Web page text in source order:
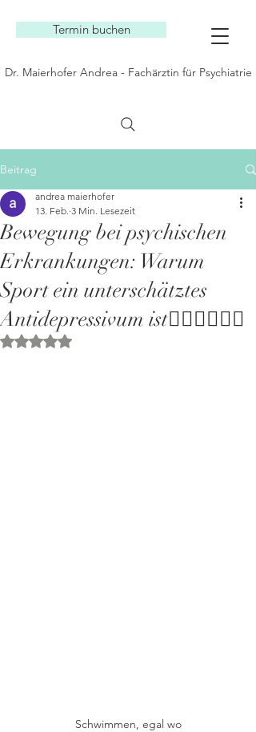
Dr. Maierhofer Andrea - Fachärztin für Psychiatrie
Termin buchen
Beitrag
Bewegung bei psychischen
Erkrankungen: Warum
Sport ein unterschätztes
Antidepressivum ist🚴‍♀️🚴‍♀️🚴‍♀️
andrea maierhofer
13. Feb. 3 Min. Lesezeit
Mit NaN von 5 Sternen bewertet.
Schwimmen, egal wo